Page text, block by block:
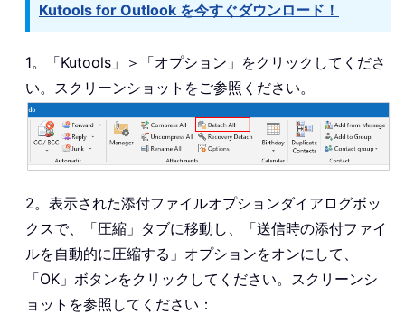
Kutools for Outlook を今すぐダウンロード！
1。「Kutools」＞「オプション」をクリックしてくださ
い。スクリーンショットをご参照ください。
2。表示された添付ファイルオプションダイアログボッ
クスで、「圧縮」タブに移動し、「送信時の添付ファイ
ルを自動的に圧縮する」オプションをオンにして、
「OK」ボタンをクリックしてください。スクリーンシ
ョットを参照してください：